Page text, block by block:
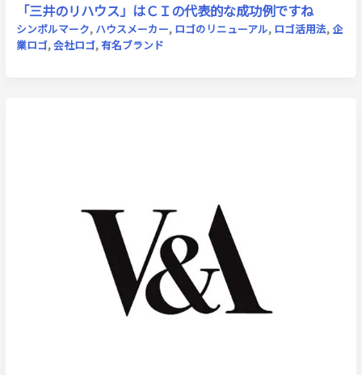
「三井のリハウス」はＣＩの代表的な成功例ですね
シンボルマーク, ハウスメーカー, ロゴのリニューアル, ロゴ活用法, 企
業ロゴ,会社ロゴ,有名ブランド